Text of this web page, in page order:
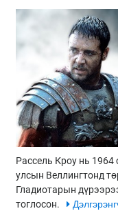
Рассель Кроу нь
улсын Веллингтонд
Гладиотарын
тоглосон.